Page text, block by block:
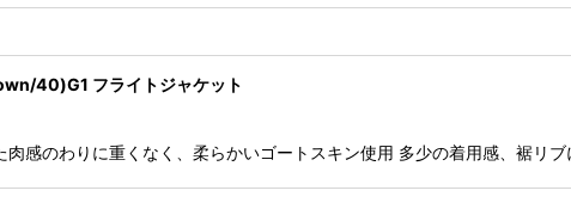
40)G1 フライトジャケット
感のわりに重くなく、柔らかいゴートスキン使用 多少の着用感、裾リ